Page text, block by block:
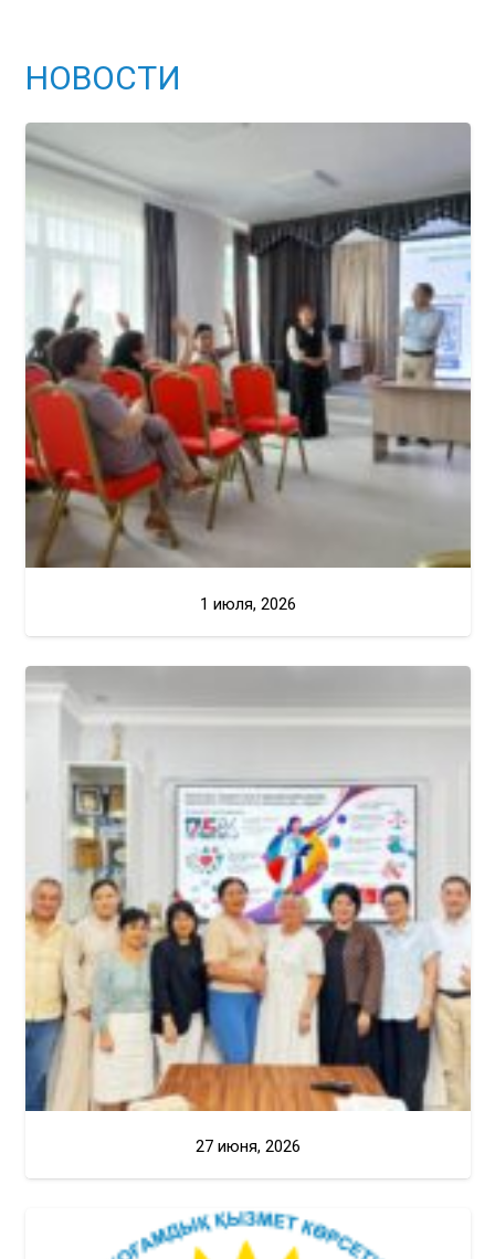
НОВОСТИ
1 июля, 2026
27 июня, 2026